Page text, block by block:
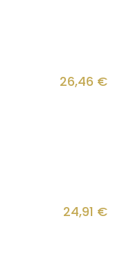
26,46 €
24,91 €